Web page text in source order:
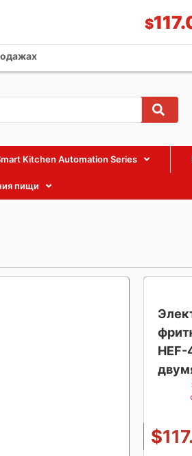
Применение и
Kitchen Automation Series
пищи
$
$